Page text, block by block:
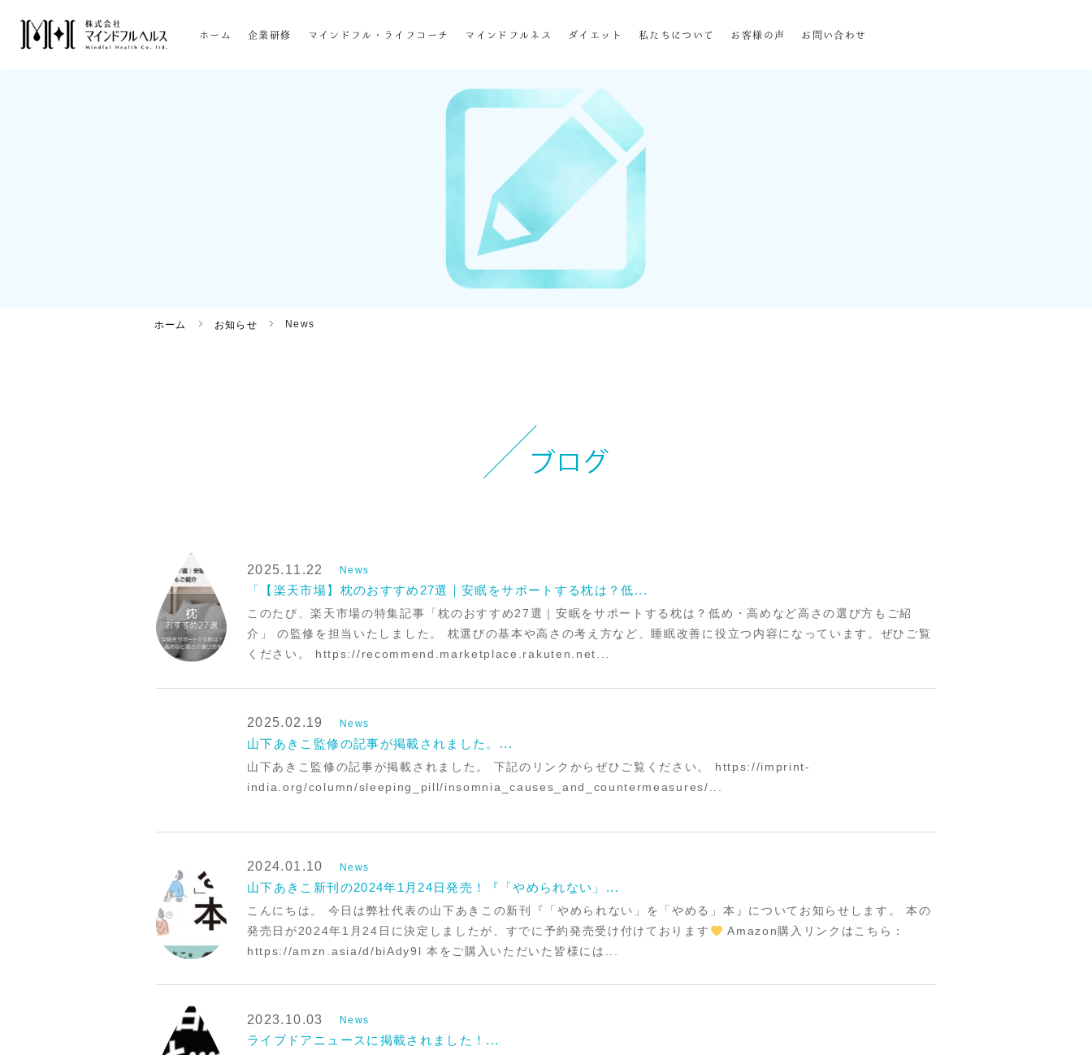
ホーム 企業研修 マインドフル・ライフコーチ マインドフルネス ダイエット 私たちについて お客様の声 お問い合わせ
マインドフル・ライフコーチ
マインドフルネス
私たちについて
ブログ
特定商取引法について
ホーム お知らせ News
2025.11.22 News
「【楽天市場】枕のおすすめ27選｜安眠をサポートする枕は？低...
このたび、楽天市場の特集記事「枕のおすすめ27選｜安眠をサポートする枕は？低め・高めなど高さの選び方もご紹
介」 の監修を担当いたしました。 枕選びの基本や高さの考え方など、睡眠改善に役立つ内容になっています。ぜひご覧
ください。 https://recommend.marketplace.rakuten.net...
2025.02.19 News
山下あきこ監修の記事が掲載されました。...
山下あきこ監修の記事が掲載されました。 下記のリンクからぜひご覧ください。 https://imprint-
india.org/column/sleeping_pill/insomnia_causes_and_countermeasures/...
2024.01.10 News
山下あきこ新刊の2024年1月24日発売！『「やめられない」...
こんにちは。 今日は弊社代表の山下あきこの新刊『「やめられない」を「やめる」本』についてお知らせします。 本の
発売日が2024年1月24日に決定しましたが、すでに予約発売受け付けております
Amazon購入リンクはこちら：
https://amzn.asia/d/biAdy9l 本をご購入いただいた皆様には...
2023.10.03 News
ライブドアニュースに掲載されました！...